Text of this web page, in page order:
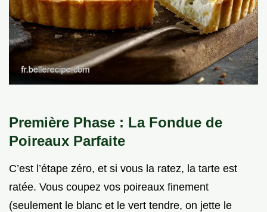
Première Phase : La Fondue de
Poireaux Parfaite
C’est l’étape zéro, et si vous la ratez, la tarte est
ratée. Vous coupez vos poireaux finement
(seulement le blanc et le vert tendre, on jette le